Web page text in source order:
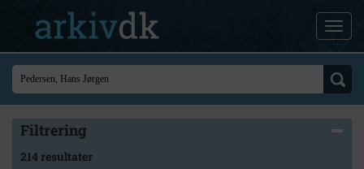
Filtrering
214 resultater